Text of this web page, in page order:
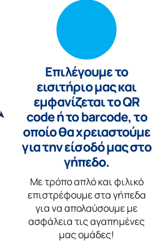
Επιλέγουμε το
εισιτήριο μας και
εμφανίζεται το QR
code ή το barcode, το
οποίο θα χρειαστούμε
για την είσοδό μας στο
γήπεδο.
Με τρόπο απλό και φιλικό
επιστρέφουμε στα γήπεδα
για να απολαύσουμε με
ασφάλεια τις αγαπημένες
μας ομάδες!